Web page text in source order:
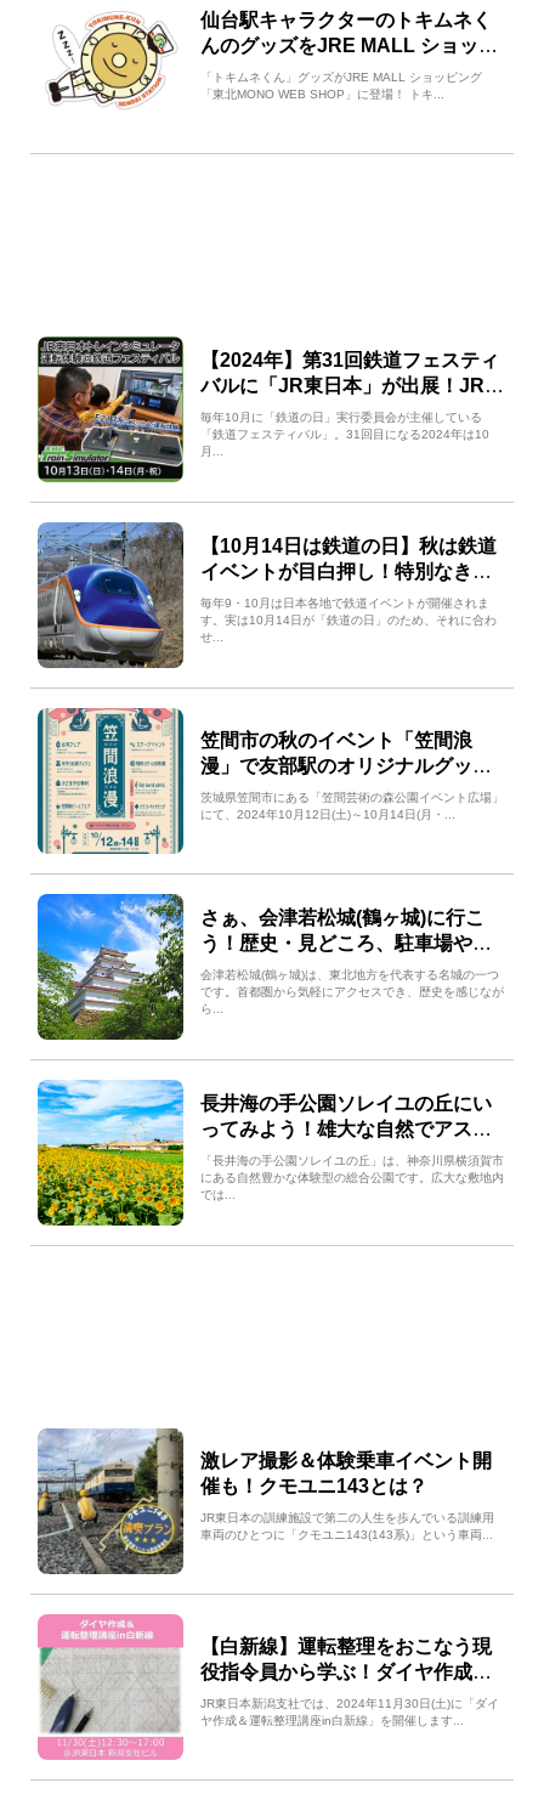
仙台駅キャラクターのトキムネく
んのグッズをJRE MALL ショッピ
ング「東北 MONO WEB SHOP」
で販売します！
「トキムネくん」グッズがJRE MALL ショッピング
「東北MONO WEB SHOP」に登場！ トキ...
【2024年】第31回鉄道フェスティ
バルに「JR東日本」が出展！JR東
日本トレインシミュレータもやっ
てくる！
毎年10月に「鉄道の日」実行委員会が主催している
「鉄道フェスティバル」。31回目になる2024年は10
月...
【10月14日は鉄道の日】秋は鉄道
イベントが目白押し！特別なきっ
ぷのご紹介も(10月8日更新)
毎年9・10月は日本各地で鉄道イベントが開催されま
す。実は10月14日が「鉄道の日」のため、それに合わ
せ...
笠間市の秋のイベント「笠間浪
漫」で友部駅のオリジナルグッズ
を販売！
茨城県笠間市にある「笠間芸術の森公園イベント広場」
にて、2024年10月12日(土)～10月14日(月・...
さぁ、会津若松城(鶴ヶ城)に行こ
う！歴史・見どころ、駐車場やア
クセス情報をご紹介
会津若松城(鶴ヶ城)は、東北地方を代表する名城の一つ
です。首都圏から気軽にアクセスでき、歴史を感じなが
ら...
長井海の手公園ソレイユの丘にい
ってみよう！雄大な自然でアスレ
チックやキャンプを楽しむ！
「長井海の手公園ソレイユの丘」は、神奈川県横須賀市
にある自然豊かな体験型の総合公園です。広大な敷地内
では...
激レア撮影＆体験乗車イベント開
催も！クモユニ143とは？
JR東日本の訓練施設で第二の人生を歩んでいる訓練用
車両のひとつに「クモユニ143(143系)」という車両...
【白新線】運転整理をおこなう現
役指令員から学ぶ！ダイヤ作成＆
運転整理講座を開催！
JR東日本新潟支社では、2024年11月30日(土)に「ダイ
ヤ作成＆運転整理講座in白新線」を開催します...